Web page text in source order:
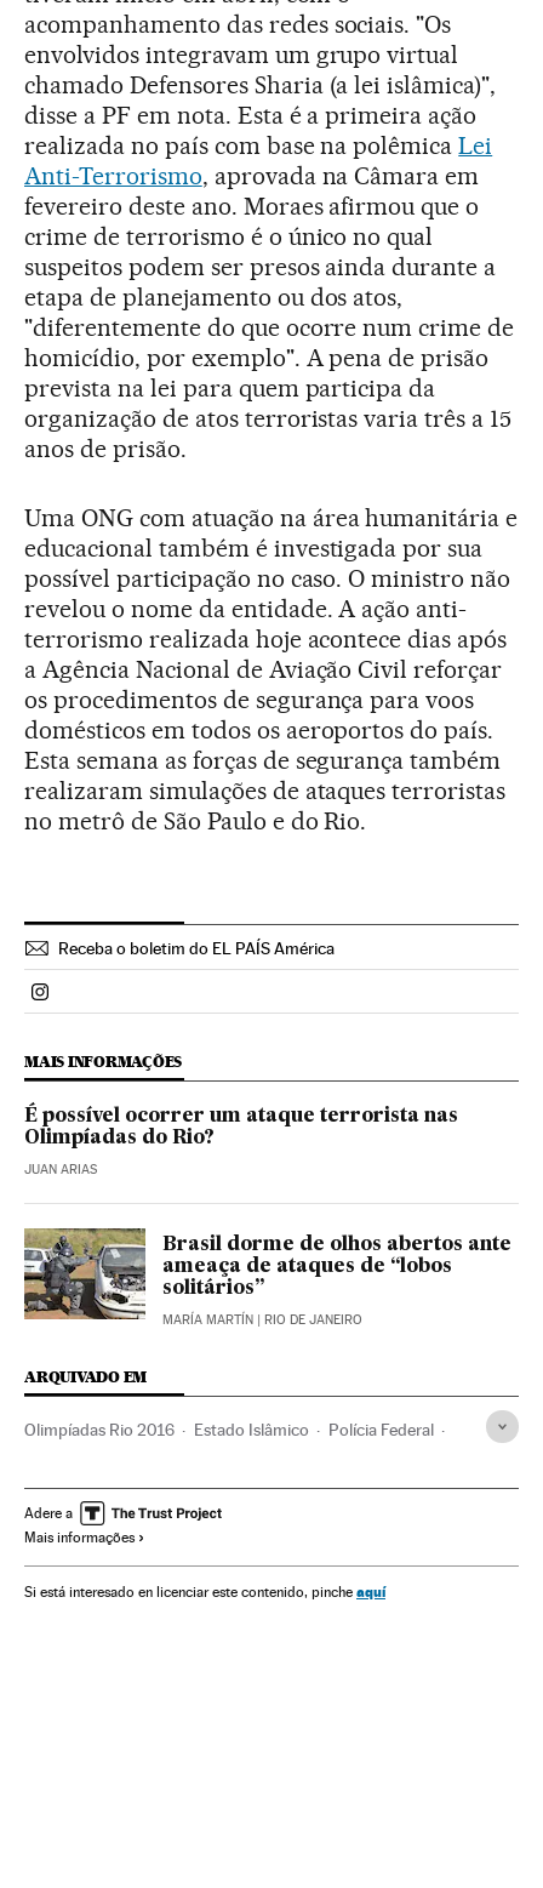
acompanhamento das redes sociais. "Os
envolvidos integravam um grupo virtual
chamado Defensores Sharia (a lei islâmica)",
disse a PF em nota. Esta é a primeira ação
realizada no país com base na polêmicaLei
Anti-Terrorismo, aprovada na Câmara em
fevereiro deste ano. Moraes afirmou que o
crime de terrorismo é o único no qual
suspeitos podem ser presos ainda durante a
etapa de planejamento ou dos atos,
"diferentemente do que ocorre num crime de
homicídio, por exemplo". A pena de prisão
prevista na lei para quem participa da
organização de atos terroristas varia três a 15
anos de prisão.
Uma ONG com atuação na área humanitária e
educacional também é investigada por sua
possível participação no caso. O ministro não
revelou o nome da entidade. A ação anti-
terrorismo realizada hoje acontece dias após
a Agência Nacional de Aviação Civil reforçar
os procedimentos de segurança para voos
domésticos em todos os aeroportos do país.
Esta semana as forças de segurança também
realizaram simulações de ataques terroristas
no metrô de São Paulo e do Rio.
Receba o boletim do EL PAÍS América
Politica El País Brasil en Instagram
MAIS INFORMAÇÕES
É possível ocorrer um ataque terrorista nas
Olimpíadas do Rio?
JUAN ARIAS
Brasil dorme de olhos abertos ante
ameaça de ataques de “lobos
solitários”
MARÍA MARTÍN | RIO DE JANEIRO
ARQUIVADO EM
Olimpíadas Rio 2016 Estado Islâmico Polícia Federal
terrorismo islâmico Islã
Competições
América Latina Força segurança Esportes Terrorismo
Adere a
Mais informações
Si está interesado en licenciar este contenido, pinche aquí